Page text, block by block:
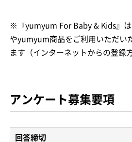
※『yumyum For Baby & Kids』は
やyumyum商品をご利用いただい
ます（インターネットからの登録
アンケート募集要項
回答締切